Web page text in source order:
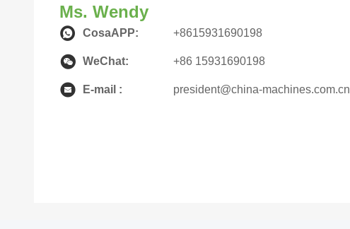
Ms. Wendy
CosaAPP: +8615931690198
WeChat: +86 15931690198
E-mail : president@china-machines.com.cn